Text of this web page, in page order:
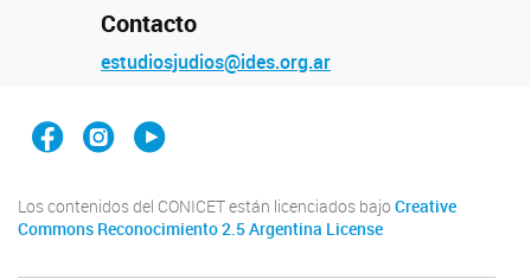
Contacto
estudiosjudios@ides.org.ar
Facebook
Instagram
YouTube
Los contenidos del CONICET están licenciados bajo Creative
Commons Reconocimiento 2.5 Argentina License